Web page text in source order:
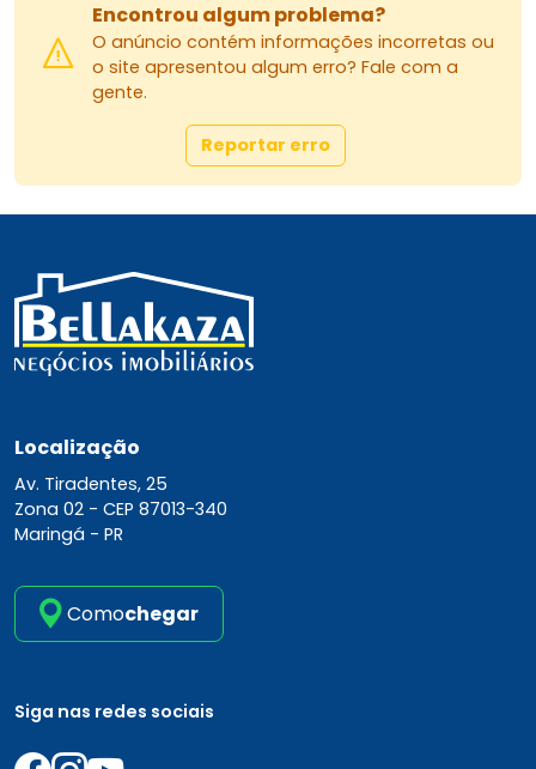
Encontrou algum problema?
O anúncio contém informações incorretas ou
o site apresentou algum erro? Fale com a
gente.
Reportar erro
Localização
Av. Tiradentes, 25
Zona 02 - CEP 87013-340
Maringá - PR
Comochegar
Siga nas redes sociais